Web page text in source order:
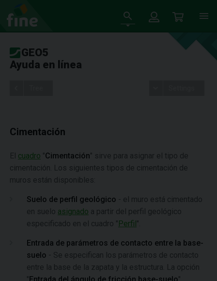
GEO5
Ayuda en línea
Cimentación
El cuadro "Cimentación" sirve para asignar el tipo de
cimentación. Los siguientes tipos de cimentación de
muros están disponibles:
Suelo de perfil geológico - el muro está cimentado
en suelo asignado a partir del perfil geológico
especificado en el cuadro "Perfil".
Entrada de parámetros de contacto entre la base-
suelo - Se especifican los parámetros de contacto
entre la base de la zapata y la estructura. La opción